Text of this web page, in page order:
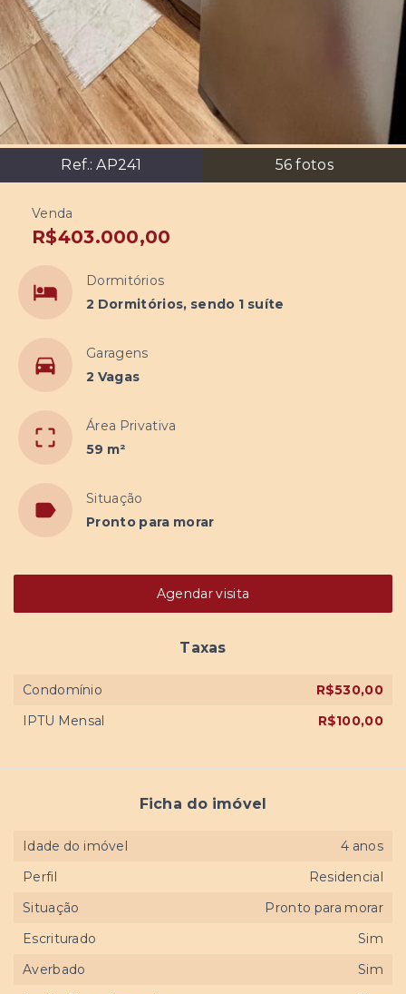
Ref.:AP241 56 fotos
Venda
R$403.000,00
Dormitórios
2 Dormitórios, sendo 1 suíte
Garagens
2 Vagas
Área Privativa
59 m²
Situação
Pronto para morar
Agendar visita
Taxas
Condomínio
R$530,00
IPTU Mensal
R$100,00
Ficha do imóvel
Idade do imóvel
4 anos
Perfil
Residencial
Situação
Pronto para morar
Escriturado
Sim
Averbado
Sim